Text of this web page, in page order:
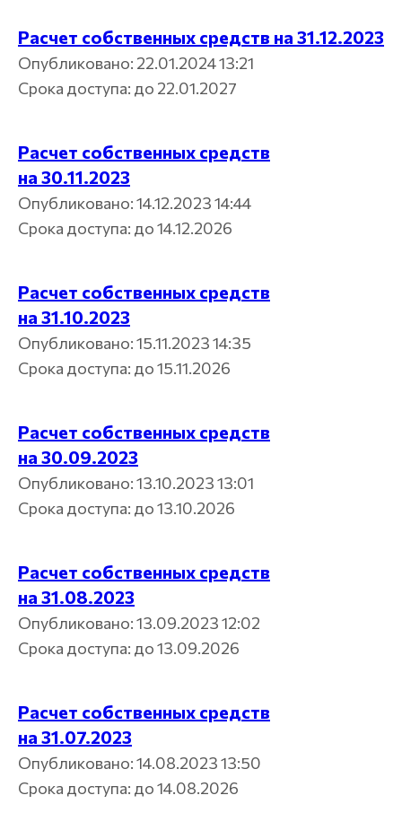
Расчет собственных средств на 31.12.2023
Опубликовано: 22.01.2024 13:21
Срока доступа: до 22.01.2027
Расчет собственных средств
на 30.11.2023
Опубликовано: 14.12.2023 14:44
Срока доступа: до 14.12.2026
Расчет собственных средств
на 31.10.2023
Опубликовано: 15.11.2023 14:35
Срока доступа: до 15.11.2026
Расчет собственных средств
на 30.09.2023
Опубликовано: 13.10.2023 13:01
Срока доступа: до 13.10.2026
Расчет собственных средств
на 31.08.2023
Опубликовано: 13.09.2023 12:02
Срока доступа: до 13.09.2026
Расчет собственных средств
на 31.07.2023
Опубликовано: 14.08.2023 13:50
Срока доступа: до 14.08.2026